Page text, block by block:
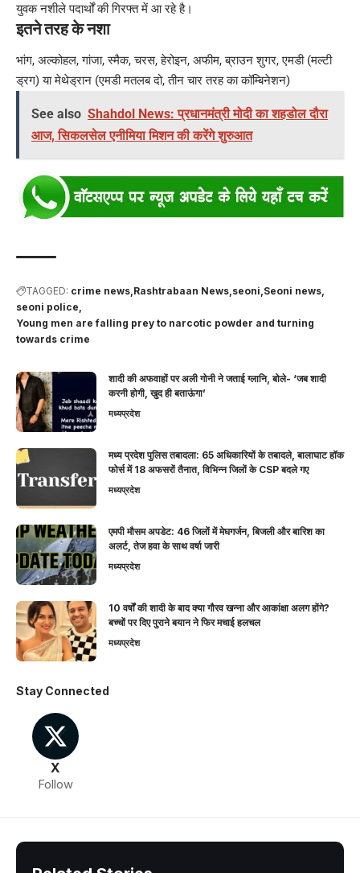
युवक नशीले पदार्थों की गिरफ्त में आ रहे है।
इतने तरह के नशा
भांग, अल्कोहल, गांजा, स्मैक, चरस, हेरोइन, अफीम, ब्राउन शुगर, एमडी (मल्टी
ड्रग) या मेथेड्रान (एमडी मतलब दो, तीन चार तरह का कॉम्बिनेशन)
See also Shahdol News: प्रधानमंत्री मोदी का शहडोल दौरा
आज, सिकलसेल एनीमिया मिशन की करेंगे शुरुआत
TAGGED: crime news Rashtrabaan News seoni Seoni news
seoni police
Young men are falling prey to narcotic powder and turning
towards crime
शादी की अफवाहों पर अली गोनी ने जताई ग्लानि, बोले- ‘जब शादी
करनी होगी, खुद ही बताऊंगा’
मध्यप्रदेश
मध्य प्रदेश पुलिस तबादला: 65 अधिकारियों के तबादले, बालाघाट हॉक
फोर्स में 18 अफसरों तैनात, विभिन्न जिलों के CSP बदले गए
मध्यप्रदेश
एमपी मौसम अपडेट: 46 जिलों में मेघगर्जन, बिजली और बारिश का
अलर्ट, तेज हवा के साथ वर्षा जारी
मध्यप्रदेश
10 वर्षों की शादी के बाद क्या गौरव खन्ना और आकांक्षा अलग होंगे?
बच्चों पर दिए पुराने बयान ने फिर मचाई हलचल
मध्यप्रदेश
Stay Connected
X
Follow